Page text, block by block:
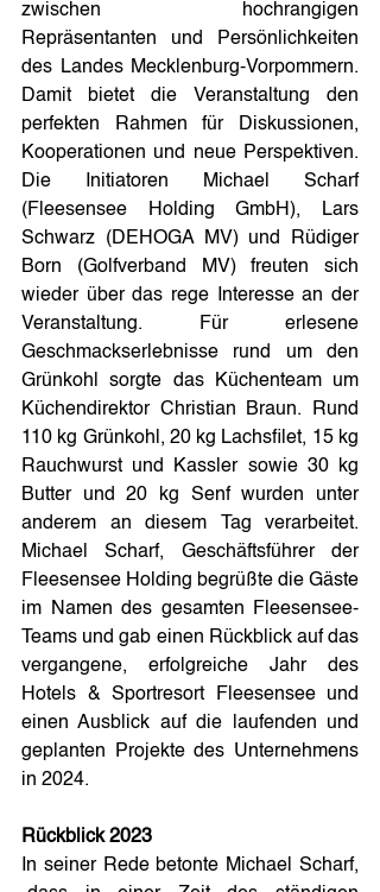
zwischen hochrangigen
Repräsentanten und Persönlichkeiten
des Landes Mecklenburg-Vorpommern.
Damit bietet die Veranstaltung den
perfekten Rahmen für Diskussionen,
Kooperationen und neue Perspektiven.
Die Initiatoren Michael Scharf
(Fleesensee Holding GmbH), Lars
Schwarz (DEHOGA MV) und Rüdiger
Born (Golfverband MV) freuten sich
wieder über das rege Interesse an der
Veranstaltung. Für erlesene
Geschmackserlebnisse rund um den
Grünkohl sorgte das Küchenteam um
Küchendirektor Christian Braun. Rund
110 kg Grünkohl, 20 kg Lachsfilet, 15 kg
Rauchwurst und Kassler sowie 30 kg
Butter und 20 kg Senf wurden unter
anderem an diesem Tag verarbeitet.
Michael Scharf, Geschäftsführer der
Fleesensee Holding begrüßte die Gäste
im Namen des gesamten Fleesensee-
Teams und gab einen Rückblick auf das
vergangene, erfolgreiche Jahr des
Hotels & Sportresort Fleesensee und
einen Ausblick auf die laufenden und
geplanten Projekte des Unternehmens
in 2024.
Rückblick 2023
In seiner Rede betonte Michael Scharf,